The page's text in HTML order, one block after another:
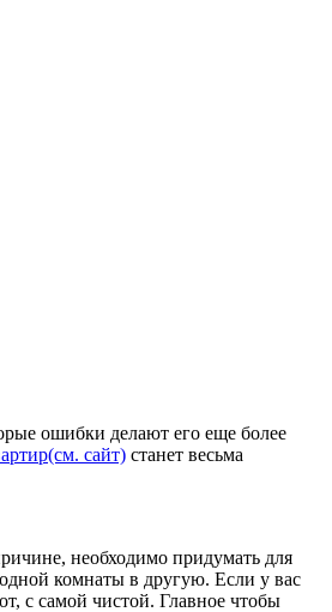
ошибки делают его еще более
сайт) станет весьма
необходимо придумать для
комнаты в другую. Если у вас
с самой чистой. Главное чтобы